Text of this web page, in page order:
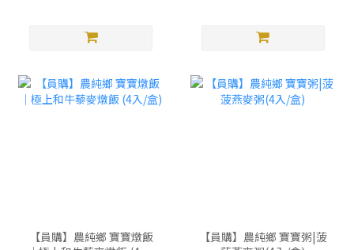
【員購】農純鄉 寶寶燉飯
【員購】農純鄉 寶寶粥|菠